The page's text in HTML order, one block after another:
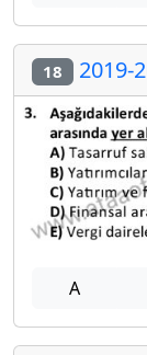
18 2019-
A